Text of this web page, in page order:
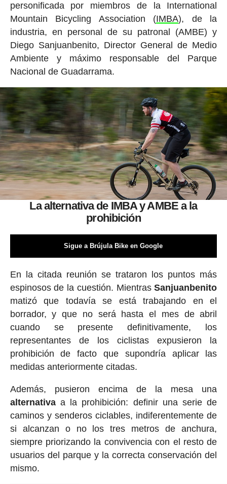
personificada por miembros de la International
Mountain Bicycling Association (IMBA), de la
industria, en personal de su patronal (AMBE) y
Diego Sanjuanbenito, Director General de Medio
Ambiente y máximo responsable del Parque
Nacional de Guadarrama.
La alternativa de IMBA y AMBE a la
prohibición
Sigue a Brújula Bike en Google
En la citada reunión se trataron los puntos más
espinosos de la cuestión. MientrasSanjuanbenito
matizó que todavía se está trabajando en el
borrador, y que no será hasta el mes de abril
cuando se presente definitivamente, los
representantes de los ciclistas expusieron la
prohibición de facto que supondría aplicar las
medidas anteriormente citadas.
Además, pusieron encima de la mesa una
alternativaa la prohibición: definir una serie de
caminos y senderos ciclables, indiferentemente de
si alcanzan o no los tres metros de anchura,
siempre priorizando la convivencia con el resto de
usuarios del parque y la correcta conservación del
mismo.